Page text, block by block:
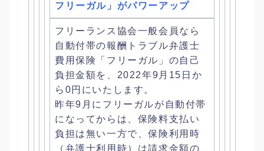
フリーガル」がパワーアップ
フリーランス協会一般会員なら
自動付帯の報酬トラブル弁護士
費用保険「フリーガル」の自己
負担金額を、 2022年9月15日か
ら0円にいたします。
昨年9月にフリーガルが自動付帯
になってからは、 保険料支払い
負担は無い一方で、保険利用時
（弁護士利用時） は請求金額の